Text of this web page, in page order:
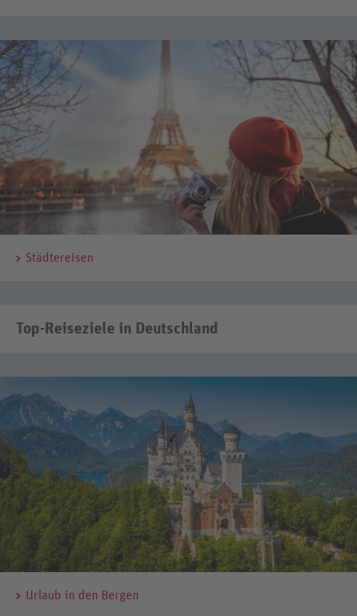
Städtereisen
Top-Reiseziele in Deutschland
Urlaub in den Bergen